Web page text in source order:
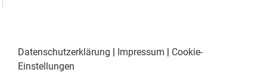
Datenschutzerklärung | Impressum | Cookie-
Einstellungen